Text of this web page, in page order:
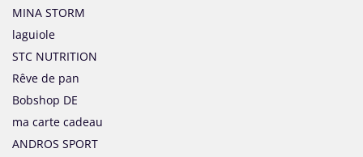
MINA STORM
laguiole
STC NUTRITION
Rêve de pan
Bobshop DE
ma carte cadeau
ANDROS SPORT